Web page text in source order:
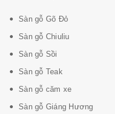
Sàn gỗ Gõ Đỏ
Sàn gỗ Chiuliu
Sàn gỗ Sồi
Sàn gỗ Teak
Sàn gỗ căm xe
Sàn gỗ Giáng Hương